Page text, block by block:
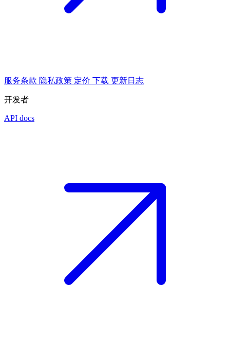
服务条款 隐私政策 定价 下载 更新日志
开发者
API docs